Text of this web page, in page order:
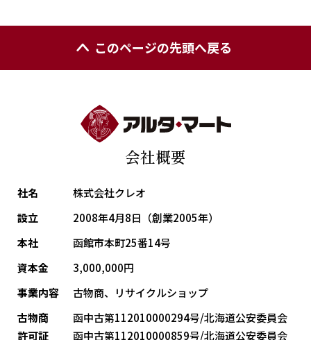
このページの先頭へ戻る
会社概要
社名
株式会社クレオ
設立
2008年4月8日（創業2005年）
本社
函館市本町25番14号
資本金
3,000,000円
事業内容
古物商、リサイクルショップ
古物商
許可証
函中古第112010000294号/北海道公安委員会
函中古第112010000859号/北海道公安委員会